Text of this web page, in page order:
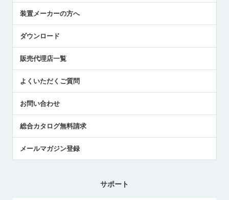
採用情報
国/地域/言語
エアマイクロセンサ製品
メトロールの技術
社員ブログ
中小企業のBCP地震対策
センサのテクニカルガイド
社長ブログ
装置メーカーの方へ
ダウンロード
販売代理店一覧
よくいただくご質問
お問い合わせ
総合カタログ無料請求
メールマガジン登録
サポート